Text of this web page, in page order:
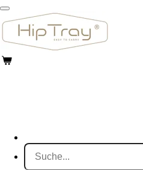
Zum
Hauptinhalt
springen